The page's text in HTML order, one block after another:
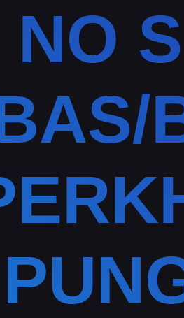
NO